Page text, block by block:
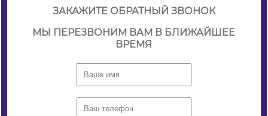
ЗАКАЖИТЕ ОБРАТНЫЙ ЗВОНОК
МЫ ПЕРЕЗВОНИМ ВАМ В БЛИЖАЙШЕЕ
ВРЕМЯ